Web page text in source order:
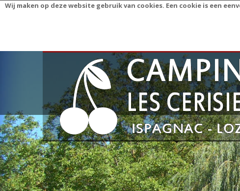
Wij maken op deze website gebruik van cookies. Een cookie is een